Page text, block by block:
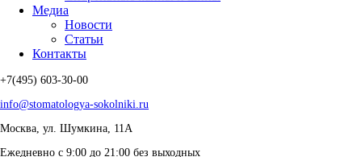
Медиа
Новости
Статьи
Контакты
+7(495) 603-30-00
info@stomatologya-sokolniki.ru
Москва, ул. Шумкина, 11А
Ежедневно с 9:00 до 21:00 без выходных